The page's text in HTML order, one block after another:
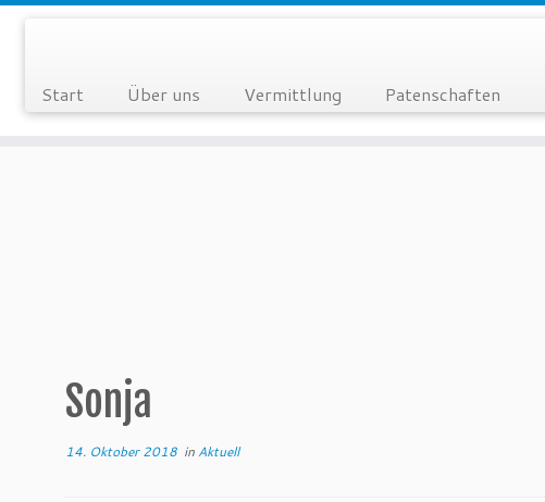
Start Über uns Vermittlung Patenschaften
Sonja
14. Oktober 2018 in Aktuell